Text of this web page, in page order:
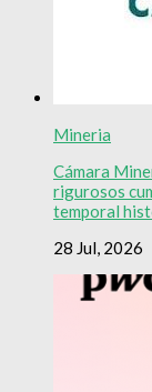
Mineria
Cámara
rigurosos
temporal
28 Jul, 2026